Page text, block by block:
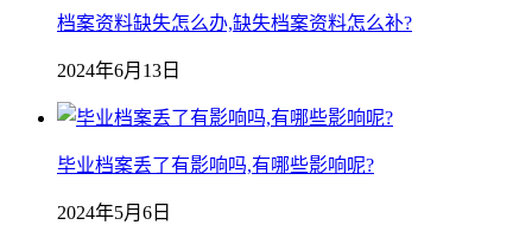
档案资料缺失怎么办,缺失档案资料怎么补?
2024年6月13日
毕业档案丢了有影响吗,有哪些影响呢?
2024年5月6日